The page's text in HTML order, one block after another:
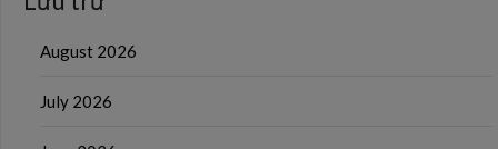
August 2026
July 2026